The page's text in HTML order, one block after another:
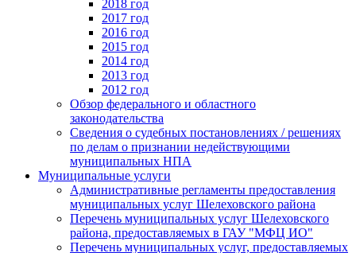
2018 год
2017 год
2016 год
2015 год
2014 год
2013 год
2012 год
Обзор федерального и областного
законодательства
Сведения о судебных постановлениях / решениях
по делам о признании недействующими
муниципальных НПА
Муниципальные услуги
Административные регламенты предоставления
муниципальных услуг Шелеховского района
Перечень муниципальных услуг Шелеховского
района, предоставляемых в ГАУ "МФЦ ИО"
Перечень муниципальных услуг, предоставляемых